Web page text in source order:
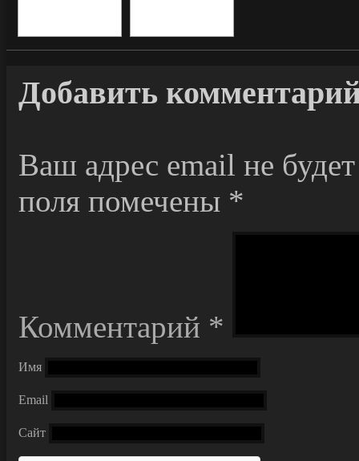
Добавить
Ваш адрес email не
поля помечены *
Комментарий *
Имя
Email
Сайт